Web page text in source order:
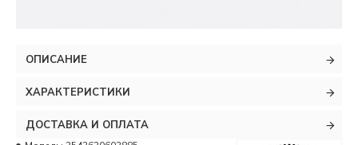
ОПИСАНИЕ
ХАРАКТЕРИСТИКИ
ДОСТАВКА И ОПЛАТА